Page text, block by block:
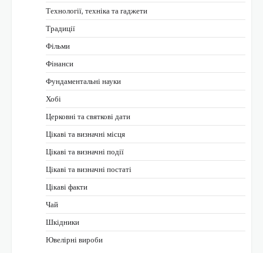
Технології, техніка та гаджети
Традиції
Фільми
Фінанси
Фундаментальні науки
Хобі
Церковні та святкові дати
Цікаві та визначні місця
Цікаві та визначні події
Цікаві та визначні постаті
Цікаві факти
Чай
Шкідники
Ювелірні вироби